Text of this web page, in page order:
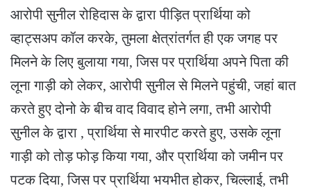
आरोपी सुनील रोहिदास के द्वारा पीड़ित प्रार्थिया को
व्हाट्सअप कॉल करके, तुमला क्षेत्रांतर्गत ही एक जगह पर
मिलने के लिए बुलाया गया, जिस पर प्रार्थिया अपने पिता की
लूना गाड़ी को लेकर, आरोपी सुनील से मिलने पहुंची, जहां बात
करते हुए दोनो के बीच वाद विवाद होने लगा, तभी आरोपी
सुनील के द्वारा , प्रार्थिया से मारपीट करते हुए, उसके लूना
गाड़ी को तोड़ फोड़ किया गया, और प्रार्थिया को जमीन पर
पटक दिया, जिस पर प्रार्थिया भयभीत होकर, चिल्लाई, तभी